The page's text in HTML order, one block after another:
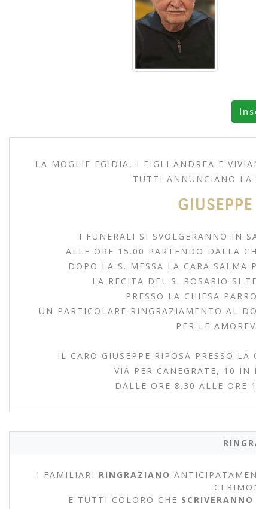
LA MOGLIE EGIDIA, I FIGLI ANDREA E
TUTTI ANNUNCIANO LA
I FUNERALI SI SVOLGERANNO IN
ALLE ORE 15.00 PARTENDO DALLA
DOPO LA S. MESSA LA CARA SALMA
LA RECITA DEL S. ROSARIO SI
PRESSO LA CHIESA
UN PARTICOLARE RINGRAZIAMENTO AL
PER LE
IL CARO GIUSEPPE RIPOSA PRESSO
VIA PER CANEGRATE, 10
DALLE ORE 8.30 ALLE ORE
I FAMILIARI RINGRAZIANO
E TUTTI COLORO CHE SCRIVERANNO